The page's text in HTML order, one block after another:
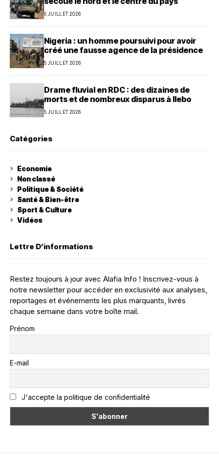
5 JUILLET 2026
Nigeria : un homme poursuivi pour avoir
créé une fausse agence de la présidence
5 JUILLET 2026
Drame fluvial en RDC : des dizaines de
morts et de nombreux disparus à Ilebo
5 JUILLET 2026
Catégories
Economie
Non classé
Politique & Société
Santé & Bien-être
Sport & Culture
Vidéos
Lettre D’informations
Restez toujours à jour avec Alafia Info ! Inscrivez-vous à
notre newsletter pour accéder en exclusivité aux analyses,
reportages et événements les plus marquants, livrés
chaque semaine dans votre boîte mail.
Prénom
E-mail
J'accepte la politique de confidentialité